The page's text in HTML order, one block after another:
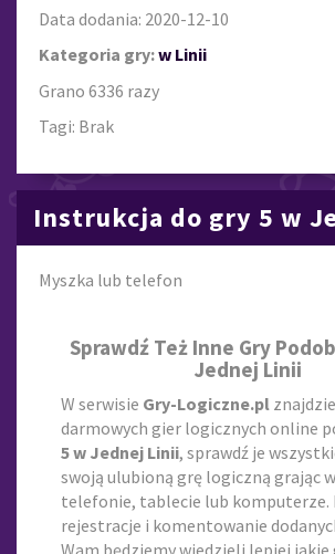
Data dodania: 2020-12-10
Kategoria gry:w Linii
Grano 6336 razy
Tagi: Brak
Instrukcja do gry 5 w
Myszka lub telefon
Sprawdź Też Inne Gry
Jednej Linii
W serwisie Gry-Logiczne.pl
darmowych gier logicznych online
5 w Jednej Linii, sprawdź je
swoją ulubioną grę logiczną grając
telefonie, tablecie lub komputerze.
rejestracje i komentowanie